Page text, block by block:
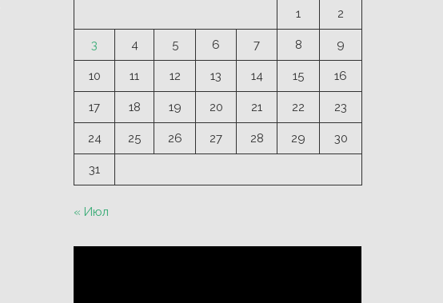
1 2
3 4 5 6 7 8 9
10 11 12 13 14 15 16
17 18 19 20 21 22 23
24 25 26 27 28 29 30
31
« Июл